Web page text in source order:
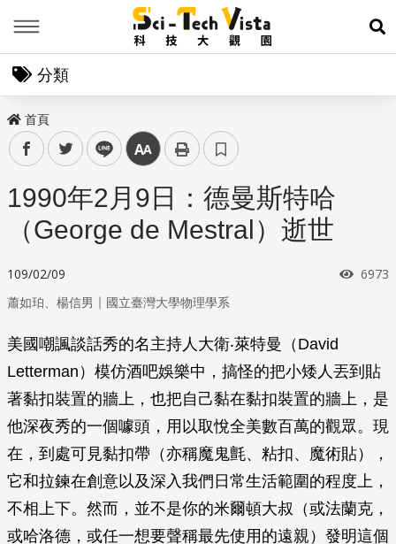
展
分類
首頁
facebooktwitter line 中
1990年2月9日：德曼斯特哈
（George de Mestral）逝世
109/02/09 瀏覽
6973
蕭如珀、楊信男 ｜ 國立臺灣大學物理學系
美國嘲諷談話秀的名主持人大衛‧萊特曼（David
Letterman）模仿酒吧娛樂中，搞怪的把小矮人丟到貼
著黏扣裝置的牆上，也把自己黏在黏扣裝置的牆上，是
他深夜秀的一個噱頭，用以取悅全美數百萬的觀眾。現
在，到處可見黏扣帶（亦稱魔鬼氈、粘扣、魔術貼），
它和拉鍊在創意以及深入我們日常生活範圍的程度上，
不相上下。然而，並不是你的米爾頓大叔（或法蘭克，
或哈洛德，或任一想要聲稱最先使用的遠親）發明這個